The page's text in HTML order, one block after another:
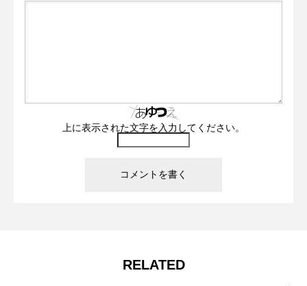
上に表示された文字を入力してください。
RELATED